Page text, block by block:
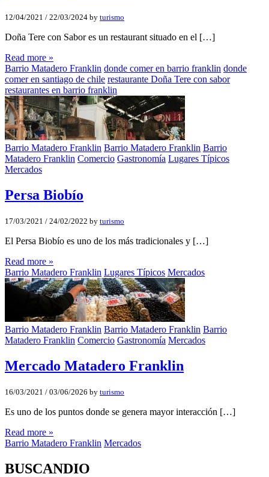
12/04/2021 / 22/03/2024 by turismo
Doña Tere con Sabor es un restaurant situado en el […]
Read more »
Barrio Matadero Franklin donde comer en barrio franklin donde
comer en santiago de chile restaurante Doña Tere con sabor
restaurantes en barrio franklin
Barrio Matadero Franklin Barrio Matadero Franklin Barrio
Matadero Franklin Comercio Gastronomía Lugares Típicos
Mercados
Persa Biobí­o
17/03/2021 / 24/02/2022 by turismo
El Persa Biobío es uno de los más tradicionales y […]
Read more »
Barrio Matadero Franklin Lugares Típicos Mercados
Barrio Matadero Franklin Barrio Matadero Franklin Barrio
Matadero Franklin Comercio Gastronomía Mercados
Mercado Matadero Franklin
16/03/2021 / 03/06/2026 by turismo
Es uno de los puntos donde se genera mayor interacción […]
Read more »
Barrio Matadero Franklin Mercados
BUSCANDIO